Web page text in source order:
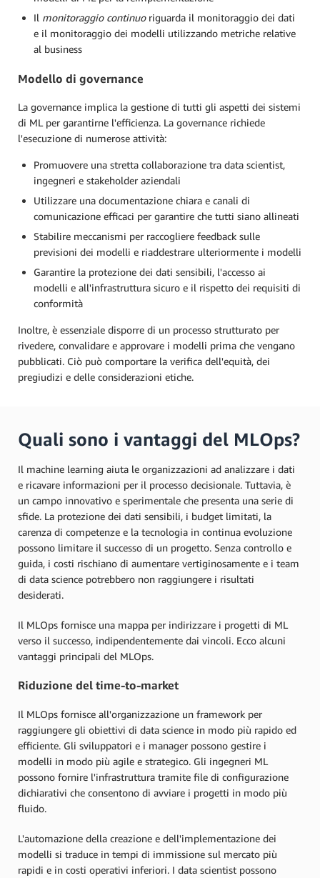
Il monitoraggio continuoriguarda il monitoraggio dei dati
e il monitoraggio dei modelli utilizzando metriche relative
al business
Modello di governance
La governance implica la gestione di tutti gli aspetti dei sistemi
di ML per garantirne l'efficienza. La governance richiede
l'esecuzione di numerose attività:
Promuovere una stretta collaborazione tra data scientist,
ingegneri e stakeholder aziendali
Utilizzare una documentazione chiara e canali di
comunicazione efficaci per garantire che tutti siano allineati
Stabilire meccanismi per raccogliere feedback sulle
previsioni dei modelli e riaddestrare ulteriormente i modelli
Garantire la protezione dei dati sensibili, l'accesso ai
modelli e all'infrastruttura sicuro e il rispetto dei requisiti di
conformità
Inoltre, è essenziale disporre di un processo strutturato per
rivedere, convalidare e approvare i modelli prima che vengano
pubblicati. Ciò può comportare la verifica dell'equità, dei
pregiudizi e delle considerazioni etiche.
Quali sono i vantaggi del MLOps?
Il machine learning aiuta le organizzazioni ad analizzare i dati
e ricavare informazioni per il processo decisionale. Tuttavia, è
un campo innovativo e sperimentale che presenta una serie di
sfide. La protezione dei dati sensibili, i budget limitati, la
carenza di competenze e la tecnologia in continua evoluzione
possono limitare il successo di un progetto. Senza controllo e
guida, i costi rischiano di aumentare vertiginosamente e i team
di data science potrebbero non raggiungere i risultati
desiderati.
Il MLOps fornisce una mappa per indirizzare i progetti di ML
verso il successo, indipendentemente dai vincoli. Ecco alcuni
vantaggi principali del MLOps.
Riduzione del time-to-market
Il MLOps fornisce all'organizzazione un framework per
raggiungere gli obiettivi di data science in modo più rapido ed
efficiente. Gli sviluppatori e i manager possono gestire i
modelli in modo più agile e strategico. Gli ingegneri ML
possono fornire l'infrastruttura tramite file di configurazione
dichiarativi che consentono di avviare i progetti in modo più
fluido.
L'automazione della creazione e dell'implementazione dei
modelli si traduce in tempi di immissione sul mercato più
rapidi e in costi operativi inferiori. I data scientist possono